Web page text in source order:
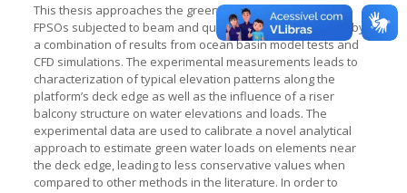
This thesis approaches the green water phenomenon in
FPSOs subjected to beam and quartering irregular waves by
a combination of results from ocean basin model tests and
CFD simulations. The experimental measurements leads to
characterization of typical elevation patterns along the
platform’s deck edge as well as the influence of a riser
balcony structure on water elevations and loads. The
experimental data are used to calibrate a novel analytical
approach to estimate green water loads on elements near
the deck edge, leading to less conservative values when
compared to other methods in the literature. In order to